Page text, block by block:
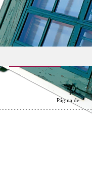
Página de